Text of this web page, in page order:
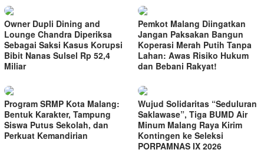
Owner Dupli Dining and
Lounge Chandra Diperiksa
Sebagai Saksi Kasus Korupsi
Bibit Nanas Sulsel Rp 52,4
Miliar
Pemkot Malang Diingatkan
Jangan Paksakan Bangun
Koperasi Merah Putih Tanpa
Lahan: Awas Risiko Hukum
dan Bebani Rakyat!
Program SRMP Kota Malang:
Bentuk Karakter, Tampung
Siswa Putus Sekolah, dan
Perkuat Kemandirian
Wujud Solidaritas “Seduluran
Saklawase”, Tiga BUMD Air
Minum Malang Raya Kirim
Kontingen ke Seleksi
PORPAMNAS IX 2026